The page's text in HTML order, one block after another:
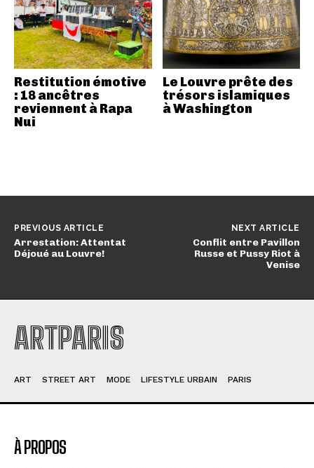
Restitution émotive
: 18 ancêtres
reviennent à Rapa
Nui
Le Louvre prête des
trésors islamiques
à Washington
PREVIOUS ARTICLE
Arrestation: Attentat
Déjoué au Louvre!
NEXT ARTICLE
Conflit entre Pavillon
Russe et Pussy Riot à
Venise
ARTPARIS
ART STREET ART MODE LIFESTYLE URBAIN PARIS
À PROPOS